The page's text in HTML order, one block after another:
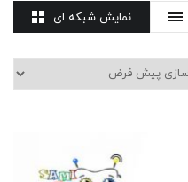
نمایش شبکه ای